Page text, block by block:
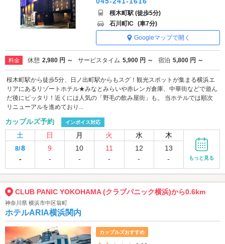
桜木町駅 (徒歩5分)
石川町IC (車7分)
Googleマップで開く
料金 休憩 2,980 円 ～ サービスタイム 5,900 円 ～ 宿泊 5,800 円 ～
桜木町駅から徒歩5分、日ノ出町駅からもスグ！観光スポットが集まる横浜エ
リアにあるリゾートホテル★みなとみらいや赤レンガ倉庫、中華街などで遊ん
だ後にピッタリ！近くには人気の「野毛の飲み屋街」も。 当ホテルでは順次
リニューアルを進めており...
カップルズ予約 インボイス対応
土 日 月 火 水 木
8/8
-
9
-
10
-
11
-
12
-
13
-
もっと見る
CLUB PANIC YOKOHAMA (クラブパニック横浜)から0.6km
神奈川県 横浜市中区翁町
ホテルARIA横浜関内
カップルズおすすめ